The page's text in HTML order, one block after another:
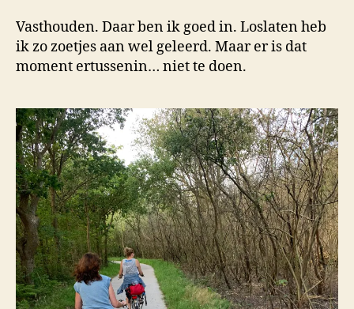
Vasthouden. Daar ben ik goed in. Loslaten heb
ik zo zoetjes aan wel geleerd. Maar er is dat
moment ertussenin… niet te doen.